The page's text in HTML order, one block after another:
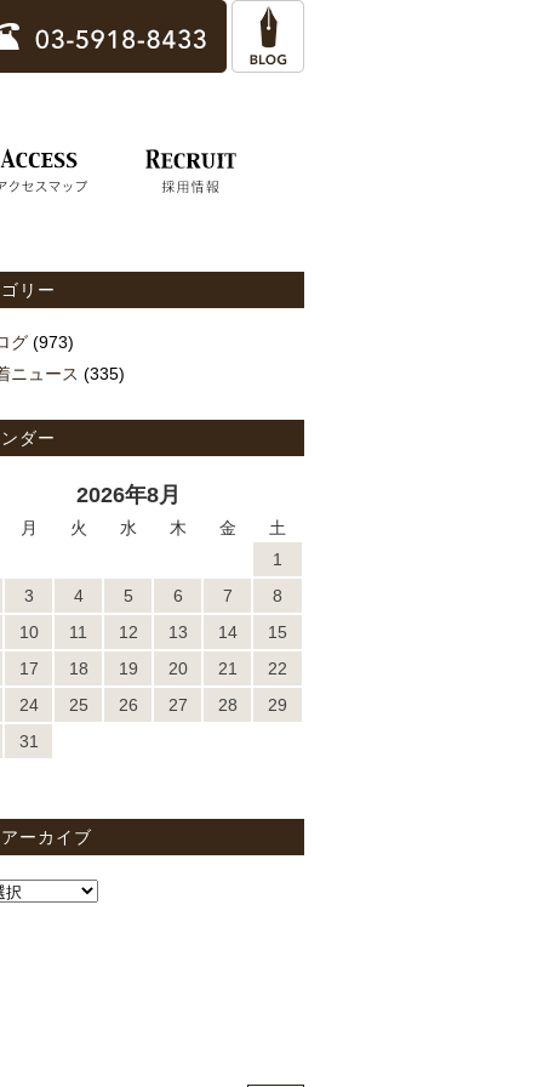
リー
グ (973)
ニュース (335)
ダー
2026年8月
月 火 水 木 金
土
1
3
4 5 6 7
8
10
11 12 13 14
15
17
18 19 20 21
22
24
25 26 27 28
29
31
ーカイブ